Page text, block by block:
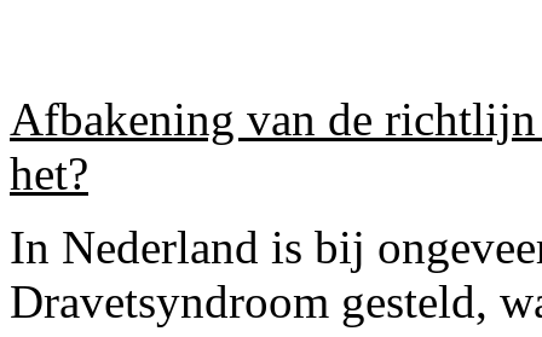
Afbakening van de
het?
In Nederland is bij
Dravetsyndroom gesteld,